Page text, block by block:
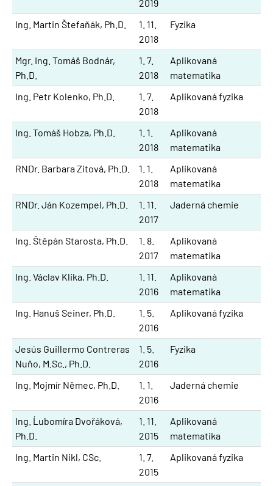
2019
Ing. Martin Štefaňák, Ph.D.
1. 11.
2018
Fyzika
Mgr. Ing. Tomáš Bodnár,
Ph.D.
1. 7.
2018
Aplikovaná
matematika
Ing. Petr Kolenko, Ph.D.
1. 7.
2018
Aplikovaná fyzika
Ing. Tomáš Hobza, Ph.D.
1. 1.
2018
Aplikovaná
matematika
RNDr. Barbara Zitová, Ph.D.
1. 1.
2018
Aplikovaná
matematika
RNDr. Ján Kozempel, Ph.D.
1. 11.
2017
Jaderná chemie
Ing. Štěpán Starosta, Ph.D.
1. 8.
2017
Aplikovaná
matematika
Ing. Václav Klika, Ph.D.
1. 11.
2016
Aplikovaná
matematika
Ing. Hanuš Seiner, Ph.D.
1. 5.
2016
Aplikovaná fyzika
Jesús Guillermo Contreras
Nuňo, M.Sc., Ph.D.
1. 5.
2016
Fyzika
Ing. Mojmír Němec, Ph.D.
1. 1.
2016
Jaderná chemie
Ing. Ĺubomíra Dvořáková,
Ph.D.
1. 11.
2015
Aplikovaná
matematika
Ing. Martin Nikl, CSc.
1. 7.
2015
Aplikovaná fyzika